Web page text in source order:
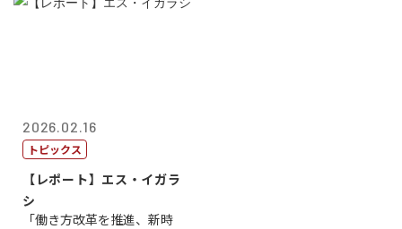
2026.02.16
トピックス
【レポート】エス・イガラ
シ
「働き方改革を推進、新時